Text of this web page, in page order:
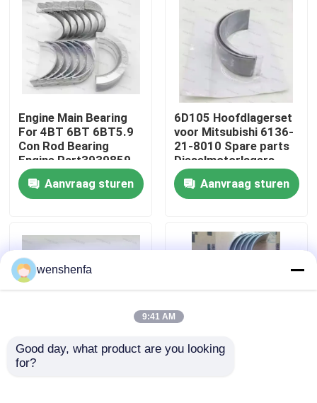
Producten
video's
Over ons
Fabriekstocht
Neem contact met ons op
Gevallen
Engine Main Bearing
For 4BT 6BT 6BT5.9
Con Rod Bearing
Engine Part3939859
3802070
Aanvraag sturen
6D105 Hoofdlagerset
voor Mitsubishi 6136-
21-8010 Spare parts
Dieselmotorlagers
Aanvraag sturen
Hoogwaardig D13
wenshenfa
9:41 AM
Good day, what product are you looking
for?